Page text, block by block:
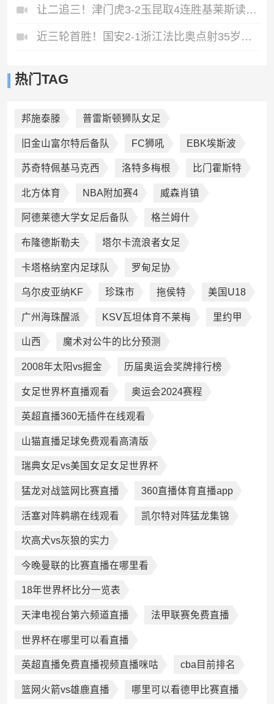
让二追三！津门虎3-2玉昆取4连胜基莱斯读秒绝杀萨尔瓦多破门
近三轮首胜！国安2-1浙江法比奥点射35岁张稀哲制胜王钰栋送助攻
热门TAG
邦施泰滕 普雷斯顿狮队女足
旧金山富尔特后备队 FC狮吼 EBK埃斯波
苏奇特佩基马克西 洛特多梅根 比门霍斯特
北方体育 NBA附加赛4 威森肖镇
阿德莱德大学女足后备队 格兰姆什
布隆德斯勒夫 塔尔卡流浪者女足
卡塔格纳室内足球队 罗甸足协
乌尔皮亚纳KF 珍珠市 拖侯特 美国U18
广州海珠醒派 KSV瓦坦体育不莱梅 里约甲
山西 魔术对公牛的比分预测
2008年太阳vs掘金 历届奥运会奖牌排行榜
女足世界杯直播观看 奥运会2024赛程
英超直播360无插件在线观看
山猫直播足球免费观看高清版
瑞典女足vs美国女足女足世界杯
猛龙对战篮网比赛直播 360直播体育直播app
活塞对阵鹈鹕在线观看 凯尔特对阵猛龙集锦
坎高犬vs灰狼的实力
今晚曼联的比赛直播在哪里看
18年世界杯比分一览表
天津电视台第六频道直播 法甲联赛免费直播
世界杯在哪里可以看直播
英超直播免费直播视频直播咪咕 cba目前排名
篮网火箭vs雄鹿直播 哪里可以看德甲比赛直播